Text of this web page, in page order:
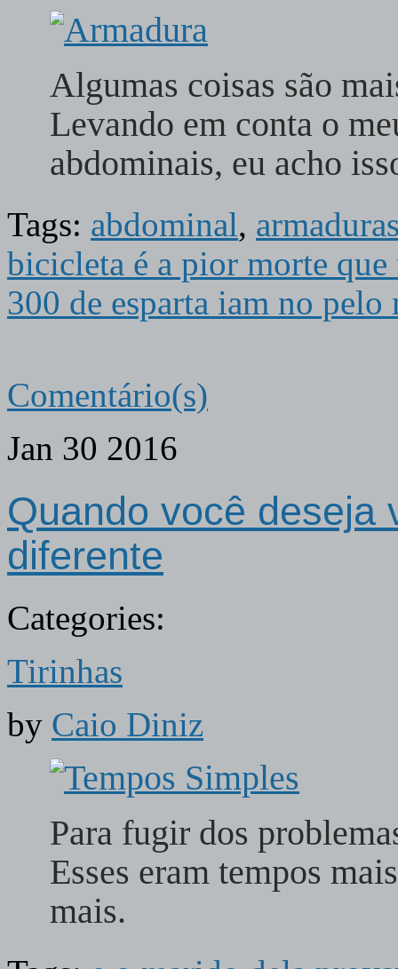
Algumas coisas são
Levando em conta o
abdominais, eu acho
Tags: abdominal,
bicicleta é a pior morte que
300 de esparta iam no pelo
Comentário(s)
Jan 30 2016
Quando você deseja
diferente
Categories:
Tirinhas
by Caio Diniz
Para fugir dos
Esses eram tempos
mais.